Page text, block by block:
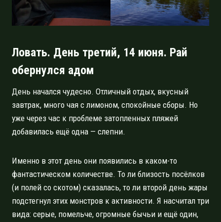
Ловать. День третий, 14 июня. Рай
обернулся адом
День начался чудесно. Отличный отдых, вкусный
завтрак, много чая с лимоном, спокойные сборы. Но
уже через час к проблеме затопленных пляжей
добавилась ещё одна — слепни.
Именно в этот день они появились в каком-то
фантастическом количестве. То ли близость посёлков
(и полей со скотом) сказалась, то ли второй день жары
подстегнул этих монстров к активности. Я насчитал три
вида: серые, помельче, огромные бычьи и ещё один,